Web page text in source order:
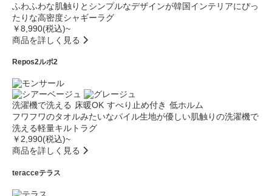
ふわふわな肌触りとシンプルなデザインが韓国インテリアにぴっ
たりな高密度シャギーラグ
￥8,990(税込)~
商品を詳しく見る
Repos2ルポ2
洗濯機で洗える 床暖OK すべり止め付き 低ホルム
フワフワのタオルみたいなパイル生地が優しい肌触りの洗濯機で
洗える軽量キルトラグ
￥2,990(税込)~
商品を詳しく見る
teracceテラス